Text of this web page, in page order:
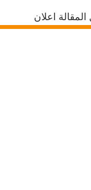
اعلان